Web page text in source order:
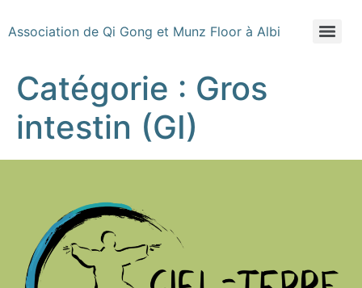
Association de Qi Gong et Munz Floor à Albi
Catégorie : Gros
intestin (GI)